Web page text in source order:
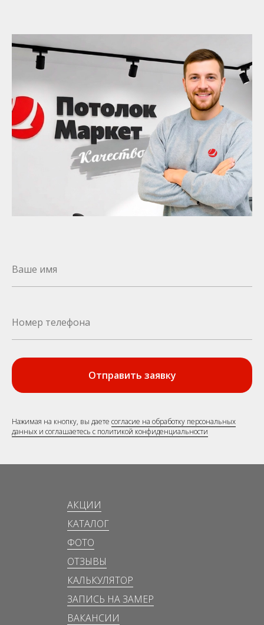
Отправить заявку
Нажимая на кнопку, вы даете согласие на обработку персональных
данных и соглашаетесь c политикой конфиденциальности
АКЦИИ
КАТАЛОГ
ФОТО
ОТЗЫВЫ
КАЛЬКУЛЯТОР
ЗАПИСЬ НА ЗАМЕР
ВАКАНСИИ